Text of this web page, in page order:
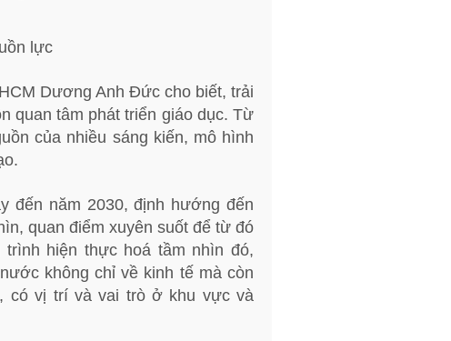
lực
Dương Anh Đức cho biết, trải
quan tâm phát triển giáo dục. Từ
của nhiều sáng kiến, mô hình
đến năm 2030, định hướng đến
quan điểm xuyên suốt để từ đó
hiện thực hoá tầm nhìn đó,
không chỉ về kinh tế mà còn
có vị trí và vai trò ở khu vực và